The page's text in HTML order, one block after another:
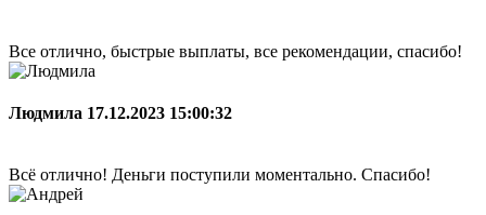
Все отлично, быстрые выплаты, все рекомендации, спасибо!
Людмила 17.12.2023 15:00:32
Всё отлично! Деньги поступили моментально. Спасибо!